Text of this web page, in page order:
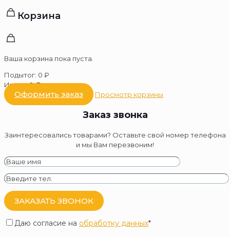
Корзина
Ваша корзина пока пуста.
Подытог: 0 ₽
Итого:0₽
Оформить заказ Просмотр корзины
Заказ звонка
Заинтересовались товарами? Оставьте свой номер телефона
и мы Вам перезвоним!
Даю согласие на обработку данных*